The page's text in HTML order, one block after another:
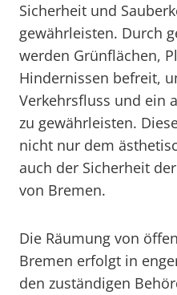
Sicherheit und
gewährleisten. Durch
werden Grünflächen,
Hindernissen befreit,
Verkehrsfluss und ein
zu gewährleisten.
nicht nur dem
auch der Sicherheit
von Bremen.
Die Räumung von
Bremen erfolgt in
den zuständigen